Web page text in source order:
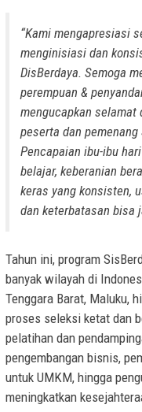
“Kami mengapresiasi
menginisiasi dan
DisBerdaya. Semoga
perempuan &
mengucapkan selamat
peserta dan pemenang
Pencapaian ibu-ibu
belajar, keberanian
keras yang konsisten,
dan keterbatasan bisa
Tahun ini, program
banyak wilayah di
Tenggara Barat, Maluku,
proses seleksi ketat dan
pelatihan dan
pengembangan bisnis,
untuk UMKM, hingga
meningkatkan